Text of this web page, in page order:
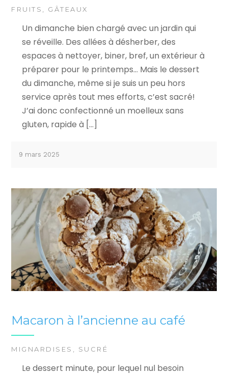
FRUITS GÂTEAUX
Un dimanche bien chargé avec un jardin qui
se réveille. Des allées à désherber, des
espaces à nettoyer, biner, bref, un extérieur à
préparer pour le printemps… Mais le dessert
du dimanche, même si je suis un peu hors
service après tout mes efforts, c’est sacré!
J’ai donc confectionné un moelleux sans
gluten, rapide à […]
9 mars 2025
Macaron à l’ancienne au café
MIGNARDISES , SUCRÉ
Le dessert minute, pour lequel nul besoin